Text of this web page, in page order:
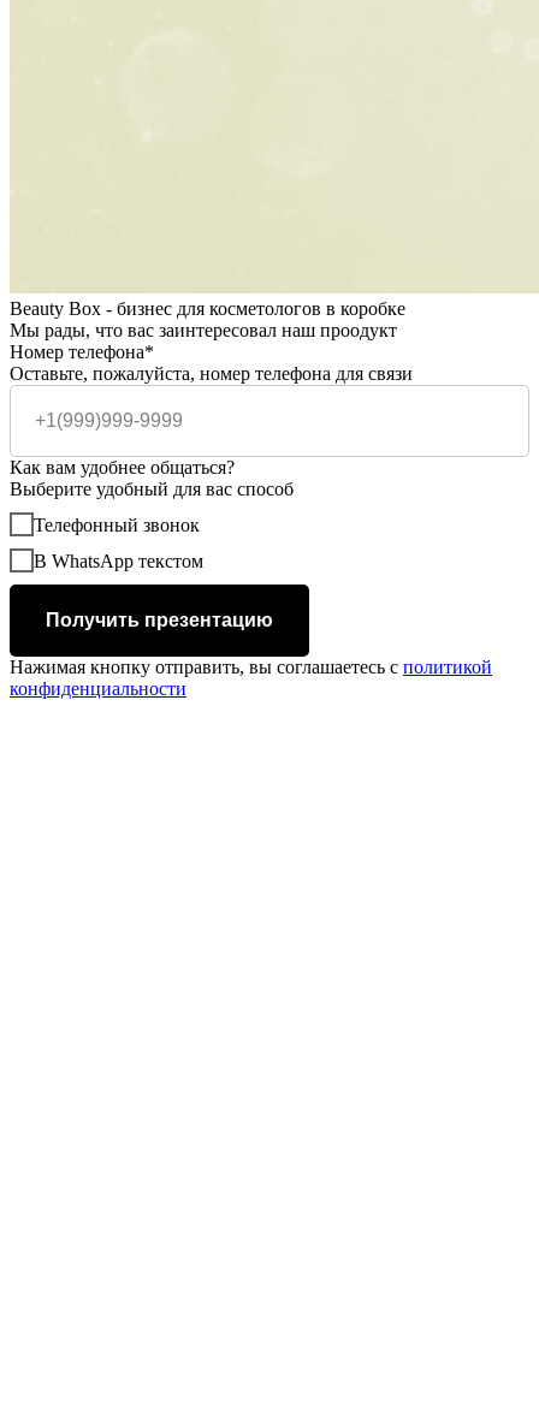
Beauty Box - бизнес для косметологов в коробке
Мы рады, что вас заинтересовал наш проодукт
Номер телефона*
Оставьте, пожалуйста, номер телефона для связи
Как вам удобнее общаться?
Выберите удобный для вас способ
Телефонный звонок
В WhatsApp текстом
Получить презентацию
Нажимая кнопку отправить, вы соглашаетесь с политикой
конфиденциальности